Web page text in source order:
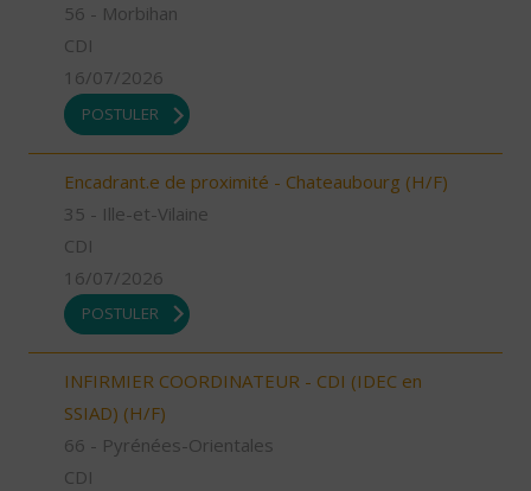
56 - Morbihan
CDI
16/07/2026
POSTULER
Encadrant.e de proximité - Chateaubourg (H/F)
35 - Ille-et-Vilaine
CDI
16/07/2026
POSTULER
INFIRMIER COORDINATEUR - CDI (IDEC en
SSIAD) (H/F)
66 - Pyrénées-Orientales
CDI